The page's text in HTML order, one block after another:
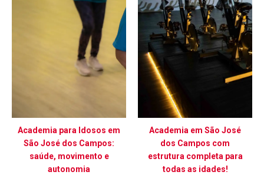
Academia para Idosos em
São José dos Campos:
saúde, movimento e
autonomia
Academia em São José
dos Campos com
estrutura completa para
todas as idades!